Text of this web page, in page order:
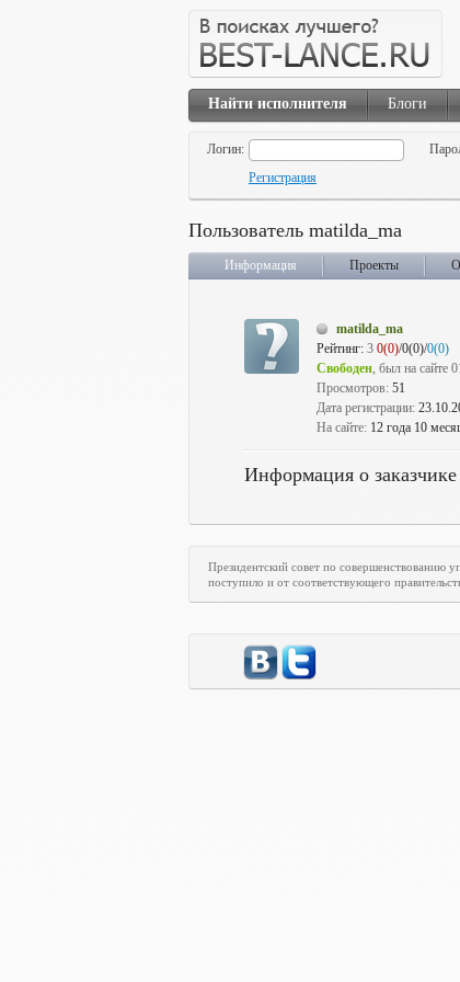
Найти исполнителя Блоги
Логин:
Регистрация
Пользователь matilda_ma
Информация Проекты
matilda_ma
Рейтинг: 3 0(0)/0(0)/0(0)
Свободен, был на сайте
Просмотров: 51
Дата регистрации:
На сайте: 12 года 10
Информация о
Президентский совет по совершенствованию
поступило и от соответствующего